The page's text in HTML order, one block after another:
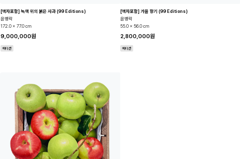
[액자포함] 녹색 위의 붉은 사과 (99 Editions)
윤병락
172.0 x 77.0 cm
9,000,000원
에디션
[액자포함] 가을 향기 (99 Editions)
윤병락
55.0 x 56.0 cm
2,800,000원
에디션